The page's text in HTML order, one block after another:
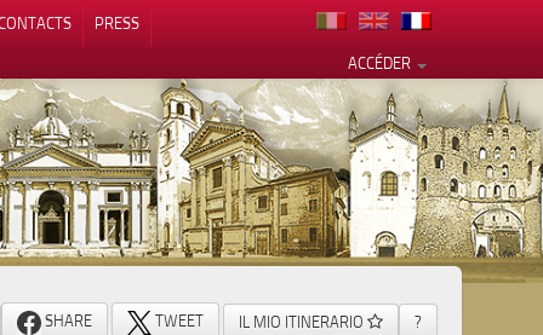
PRESS
ACCÉDER
SHARE TWEET IL MIO ITINERARIO ?